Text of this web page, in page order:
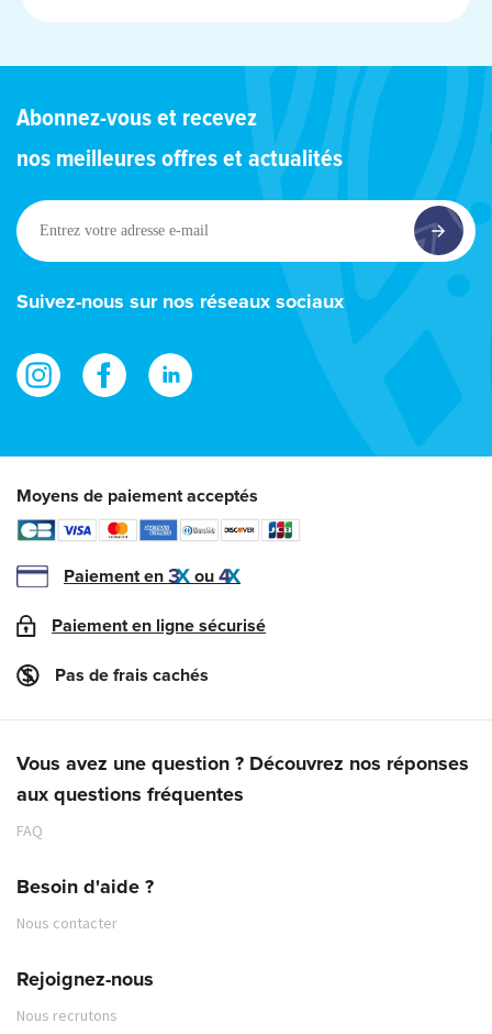
Abonnez-vous et recevez
nos meilleures offres et actualités
Entrez
votre
adresse
e-
Suivez-nous sur nos réseaux sociaux
Moyens de paiement acceptés
Paiement en ou
Paiement en ligne sécurisé
Pas de frais cachés
Vous avez une question ? Découvrez nos réponses
aux questions fréquentes
FAQ
Besoin d'aide ?
Nous contacter
Rejoignez-nous
Nous recrutons